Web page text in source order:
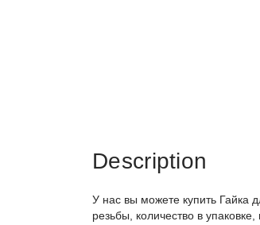
Description
У нас вы можете купить Гайка
резьбы, количество в